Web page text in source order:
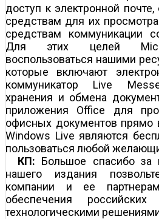
доступ к электронной
средствам для их
средствам коммуникации
Для этих целей
воспользоваться нашими
которые включают
коммуникатор Live
хранения и обмена
приложения Office для
офисных документов прямо
Windows Live являются
пользоваться любой
КП: Большое спасибо за
нашего издания
компании и ее
обеспечения
технологическими